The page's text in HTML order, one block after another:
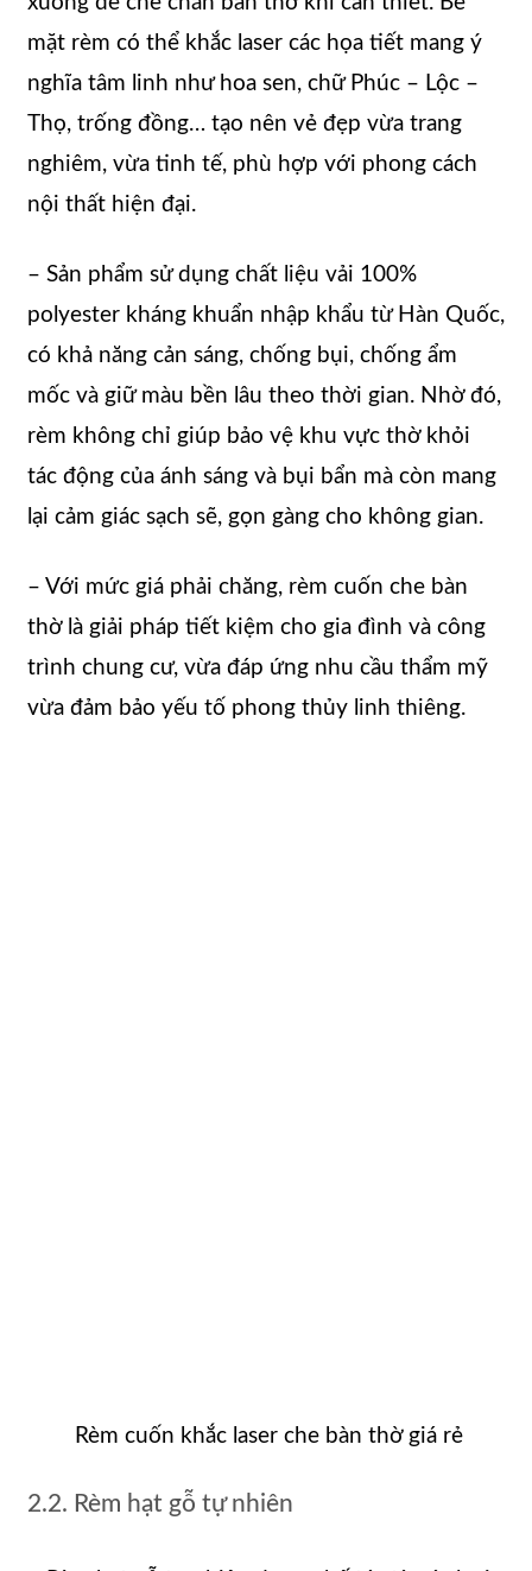
mặt rèm có thể khắc laser các họa tiết mang ý
nghĩa tâm linh như hoa sen, chữ Phúc – Lộc –
Thọ, trống đồng… tạo nên vẻ đẹp vừa trang
nghiêm, vừa tinh tế, phù hợp với phong cách
nội thất hiện đại.
– Sản phẩm sử dụng chất liệu vải 100%
polyester kháng khuẩn nhập khẩu từ Hàn Quốc,
có khả năng cản sáng, chống bụi, chống ẩm
mốc và giữ màu bền lâu theo thời gian. Nhờ đó,
rèm không chỉ giúp bảo vệ khu vực thờ khỏi
tác động của ánh sáng và bụi bẩn mà còn mang
lại cảm giác sạch sẽ, gọn gàng cho không gian.
– Với mức giá phải chăng, rèm cuốn che bàn
thờ là giải pháp tiết kiệm cho gia đình và công
trình chung cư, vừa đáp ứng nhu cầu thẩm mỹ
vừa đảm bảo yếu tố phong thủy linh thiêng.
Rèm cuốn khắc laser che bàn thờ giá rẻ
2.2. Rèm hạt gỗ tự nhiên